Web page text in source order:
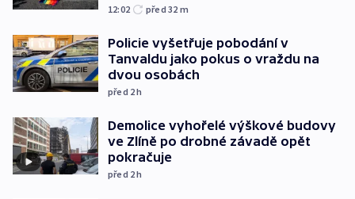
12:02 před 32 m
Policie vyšetřuje pobodání v
Tanvaldu jako pokus o vraždu na
dvou osobách
před 2h
Demolice vyhořelé výškové budovy
ve Zlíně po drobné závadě opět
pokračuje
před 2h